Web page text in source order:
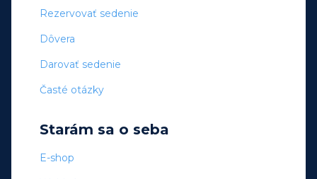
Rezervovať sedenie
Dôvera
Darovať sedenie
Časté otázky
Starám sa o seba
E-shop